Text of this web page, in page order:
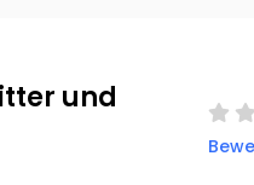
und